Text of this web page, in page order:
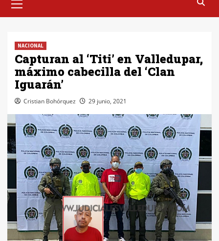
principal
NACIONAL
Capturan al ‘Titi’ en Valledupar,
máximo cabecilla del ‘Clan
Iguarán’
Cristian Bohórquez 29 junio, 2021